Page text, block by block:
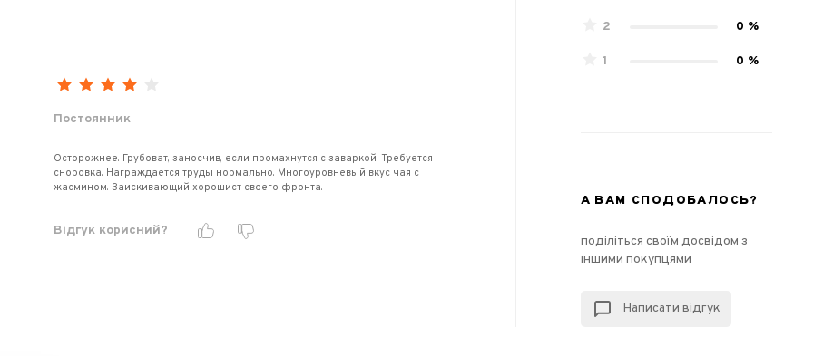
Постоянник
Осторожнее. Грубоват, заносчив, если промахнутся с заваркой. Требуется
сноровка. Награждается труды нормально. Многоуровневый вкус чая с
жасмином. Заискивающий хорошист своего фронта.
Відгук корисний?
2 0 %
1 0 %
А ВАМ СПОДОБАЛОСЬ?
поділіться своїм досвідом з
іншими покупцями
Написати відгук